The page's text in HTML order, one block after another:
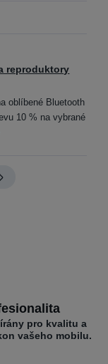
reproduktory
oblíbené Bluetooth
10 % na vybrané
pro kvalitu a
vašeho mobilu.